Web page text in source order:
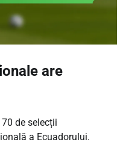
are
de selecții
a Ecuadorului.